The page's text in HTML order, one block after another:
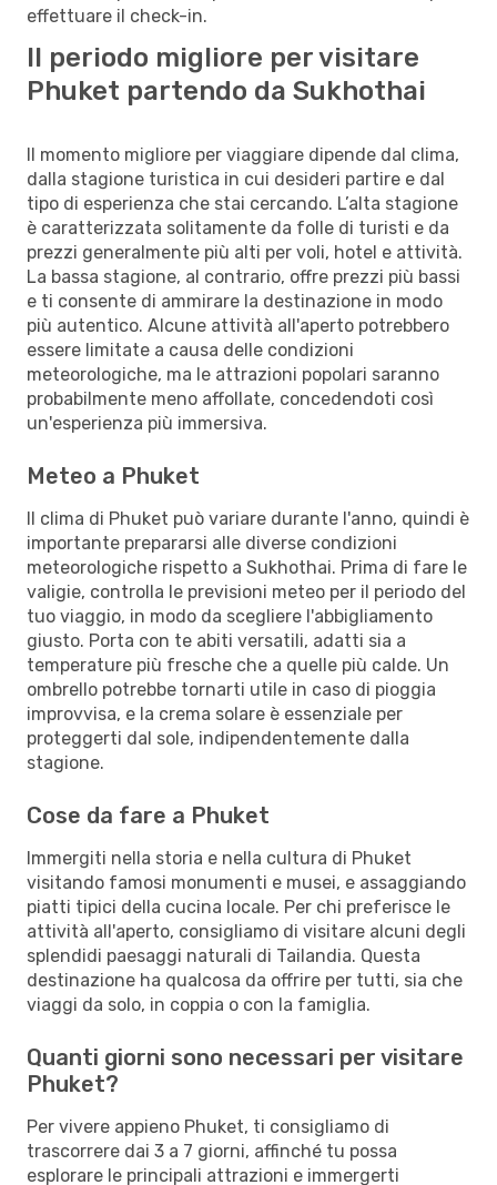
effettuare il check-in.
Il periodo migliore per visitare
Phuket partendo da Sukhothai
Il momento migliore per viaggiare dipende dal clima,
dalla stagione turistica in cui desideri partire e dal
tipo di esperienza che stai cercando. L’alta stagione
è caratterizzata solitamente da folle di turisti e da
prezzi generalmente più alti per voli, hotel e attività.
La bassa stagione, al contrario, offre prezzi più bassi
e ti consente di ammirare la destinazione in modo
più autentico. Alcune attività all'aperto potrebbero
essere limitate a causa delle condizioni
meteorologiche, ma le attrazioni popolari saranno
probabilmente meno affollate, concedendoti così
un'esperienza più immersiva.
Meteo a Phuket
Il clima di Phuket può variare durante l'anno, quindi è
importante prepararsi alle diverse condizioni
meteorologiche rispetto a Sukhothai. Prima di fare le
valigie, controlla le previsioni meteo per il periodo del
tuo viaggio, in modo da scegliere l'abbigliamento
giusto. Porta con te abiti versatili, adatti sia a
temperature più fresche che a quelle più calde. Un
ombrello potrebbe tornarti utile in caso di pioggia
improvvisa, e la crema solare è essenziale per
proteggerti dal sole, indipendentemente dalla
stagione.
Cose da fare a Phuket
Immergiti nella storia e nella cultura di Phuket
visitando famosi monumenti e musei, e assaggiando
piatti tipici della cucina locale. Per chi preferisce le
attività all'aperto, consigliamo di visitare alcuni degli
splendidi paesaggi naturali di Tailandia. Questa
destinazione ha qualcosa da offrire per tutti, sia che
viaggi da solo, in coppia o con la famiglia.
Quanti giorni sono necessari per visitare
Phuket?
Per vivere appieno Phuket, ti consigliamo di
trascorrere dai 3 a 7 giorni, affinché tu possa
esplorare le principali attrazioni e immergerti